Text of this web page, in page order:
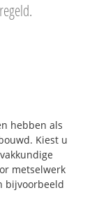
hebben als
Kiest u
metselwerk
bijvoorbeeld